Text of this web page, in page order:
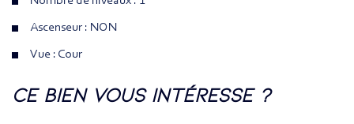
Ascenseur : NON
Vue : Cour
la ville de paris (75020)
ce bien vous intéresse ?